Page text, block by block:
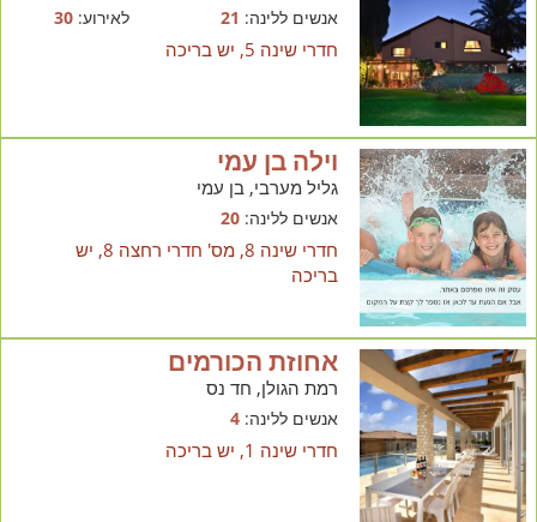
אנשים ללינה: 21 לאירוע:30
חדרי שינה 5, יש בריכה
וילה בן עמי
גליל מערבי, בן עמי
אנשים ללינה:20
חדרי שינה 8, מס' חדרי רחצה 8, יש
בריכה
אחוזת הכורמים
רמת הגולן, חד נס
אנשים ללינה:4
חדרי שינה 1, יש בריכה